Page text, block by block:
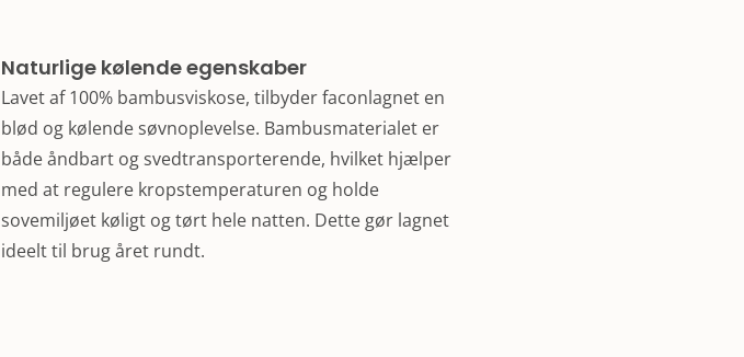
Naturlige kølende egenskaber
Lavet af 100% bambusviskose, tilbyder faconlagnet en
blød og kølende søvnoplevelse. Bambusmaterialet er
både åndbart og svedtransporterende, hvilket hjælper
med at regulere kropstemperaturen og holde
sovemiljøet køligt og tørt hele natten. Dette gør lagnet
ideelt til brug året rundt.